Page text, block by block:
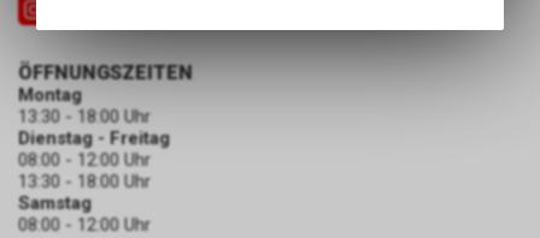
ÖFFNUNGSZEITEN
Montag
13:30 - 18:00 Uhr
Dienstag - Freitag
08:00 - 12:00 Uhr
13:30 - 18:00 Uhr
Samstag
08:00 - 12:00 Uhr